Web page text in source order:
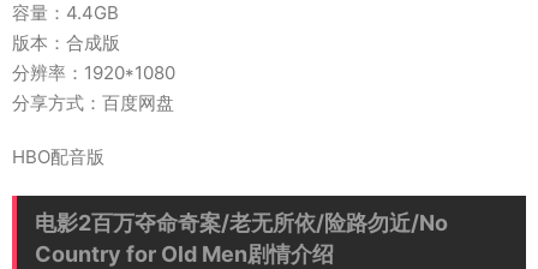
容量：4.4GB
版本：合成版
分辨率：1920*1080
分享方式：百度网盘
HBO配音版
电影2百万夺命奇案/老无所依/险路勿近/No
Country for Old Men剧情介绍